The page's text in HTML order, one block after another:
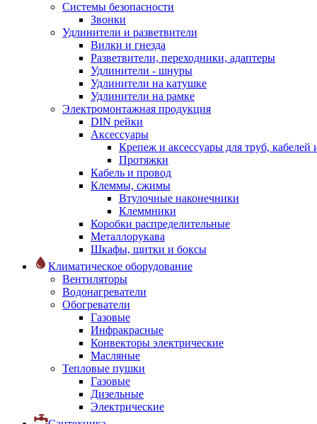
Системы безопасности
Звонки
Удлинители и разветвители
Вилки и гнезда
Разветвители, переходники, адаптеры
Удлинители - шнуры
Удлинители на катушке
Удлинители на рамке
Электромонтажная продукция
DIN рейки
Аксессуары
Крепеж и аксессуары для труб, кабелей
Протяжки
Кабель и провод
Клеммы, сжимы
Втулочные наконечники
Клеммники
Коробки распределительные
Металлорукава
Шкафы, щитки и боксы
Климатическое оборудование
Вентиляторы
Водонагреватели
Обогреватели
Газовые
Инфракрасные
Конвекторы электрические
Масляные
Тепловые пушки
Газовые
Дизельные
Электрические